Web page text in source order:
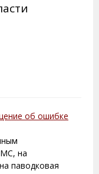
об ошибке
на
паводковая